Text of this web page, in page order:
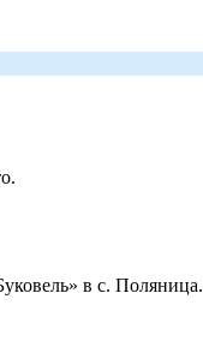
в с. Поляница.